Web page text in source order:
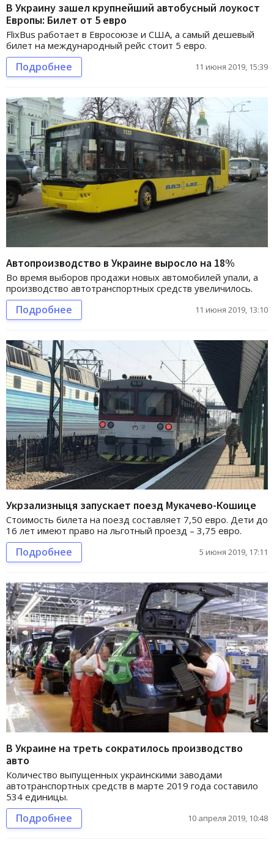
В Украину зашел крупнейший автобусный лоукост
Европы: Билет от 5 евро
FlixBus работает в Евросоюзе и США, а самый дешевый
билет на международный рейс стоит 5 евро.
Подробнее 11 июня 2019, 15:39
Автопроизводство в Украине выросло на 18%
Во время выборов продажи новых автомобилей упали, а
производство автотранспортных средств увеличилось.
Подробнее 11 июня 2019, 13:10
Укрзализныця запускает поезд Мукачево-Кошице
Стоимость билета на поезд составляет 7,50 евро. Дети до
16 лет имеют право на льготный проезд – 3,75 евро.
Подробнее 5 июня 2019, 17:11
В Украине на треть сократилось производство
авто
Количество выпущенных украинскими заводами
автотранспортных средств в марте 2019 года составило
534 единицы.
Подробнее 10 апреля 2019, 10:48